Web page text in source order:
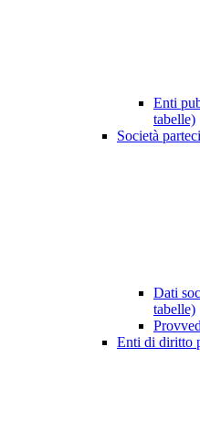
Enti
tabelle)
Società
Dati
tabelle)
Enti di diritto